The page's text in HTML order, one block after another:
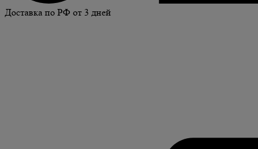
Доставка по РФ от 3 дней